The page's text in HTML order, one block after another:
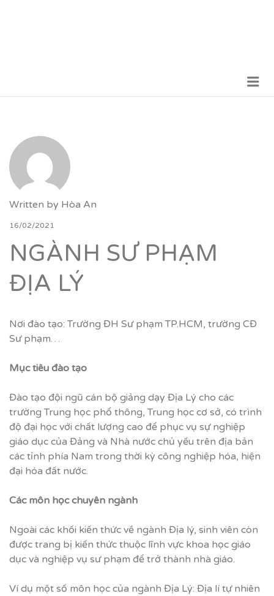
Written by Hòa An
16/02/2021
NGÀNH SƯ PHẠM
ĐỊA LÝ
Nơi đào tạo: Trường ĐH Sư phạm TP.HCM, trường CĐ
Sư phạm…
Mục tiêu đào tạo
Đào tạo đội ngũ cán bộ giảng dạy Địa Lý cho các
trường Trung học phổ thông, Trung học cơ sở, có trình
độ đại học với chất lượng cao để phục vụ sự nghiệp
giáo dục của Đảng và Nhà nước chủ yếu trên địa bản
các tỉnh phía Nam trong thời kỳ công nghiệp hóa, hiện
đại hóa đất nước.
Các môn học chuyên ngành
Ngoài các khối kiến thức về ngành Địa lý, sinh viên còn
được trang bị kiến thức thuộc lĩnh vực khoa học giáo
dục và nghiệp vụ sư phạm để trở thành nhà giáo.
Ví dụ một số môn học của ngành Địa Lý: Địa lí tự nhiên